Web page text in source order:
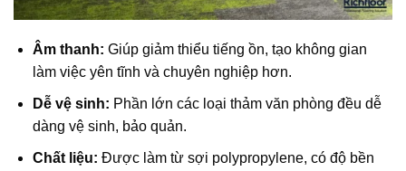
Âm thanh: Giúp giảm thiểu tiếng ồn, tạo không gian
làm việc yên tĩnh và chuyên nghiệp hơn.
Dễ vệ sinh: Phần lớn các loại thảm văn phòng đều dễ
dàng vệ sinh, bảo quản.
Chất liệu: Được làm từ sợi polypropylene, có độ bền